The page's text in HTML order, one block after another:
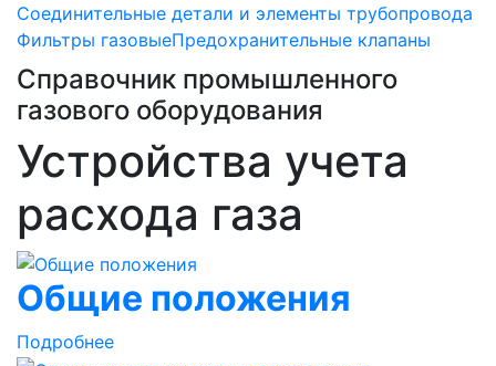
Соединительные детали и элементы трубопровода
Фильтры газовыеПредохранительные клапаны
Справочник промышленного
газового оборудования
Устройства учета
расхода газа
Общие положения
Подробнее